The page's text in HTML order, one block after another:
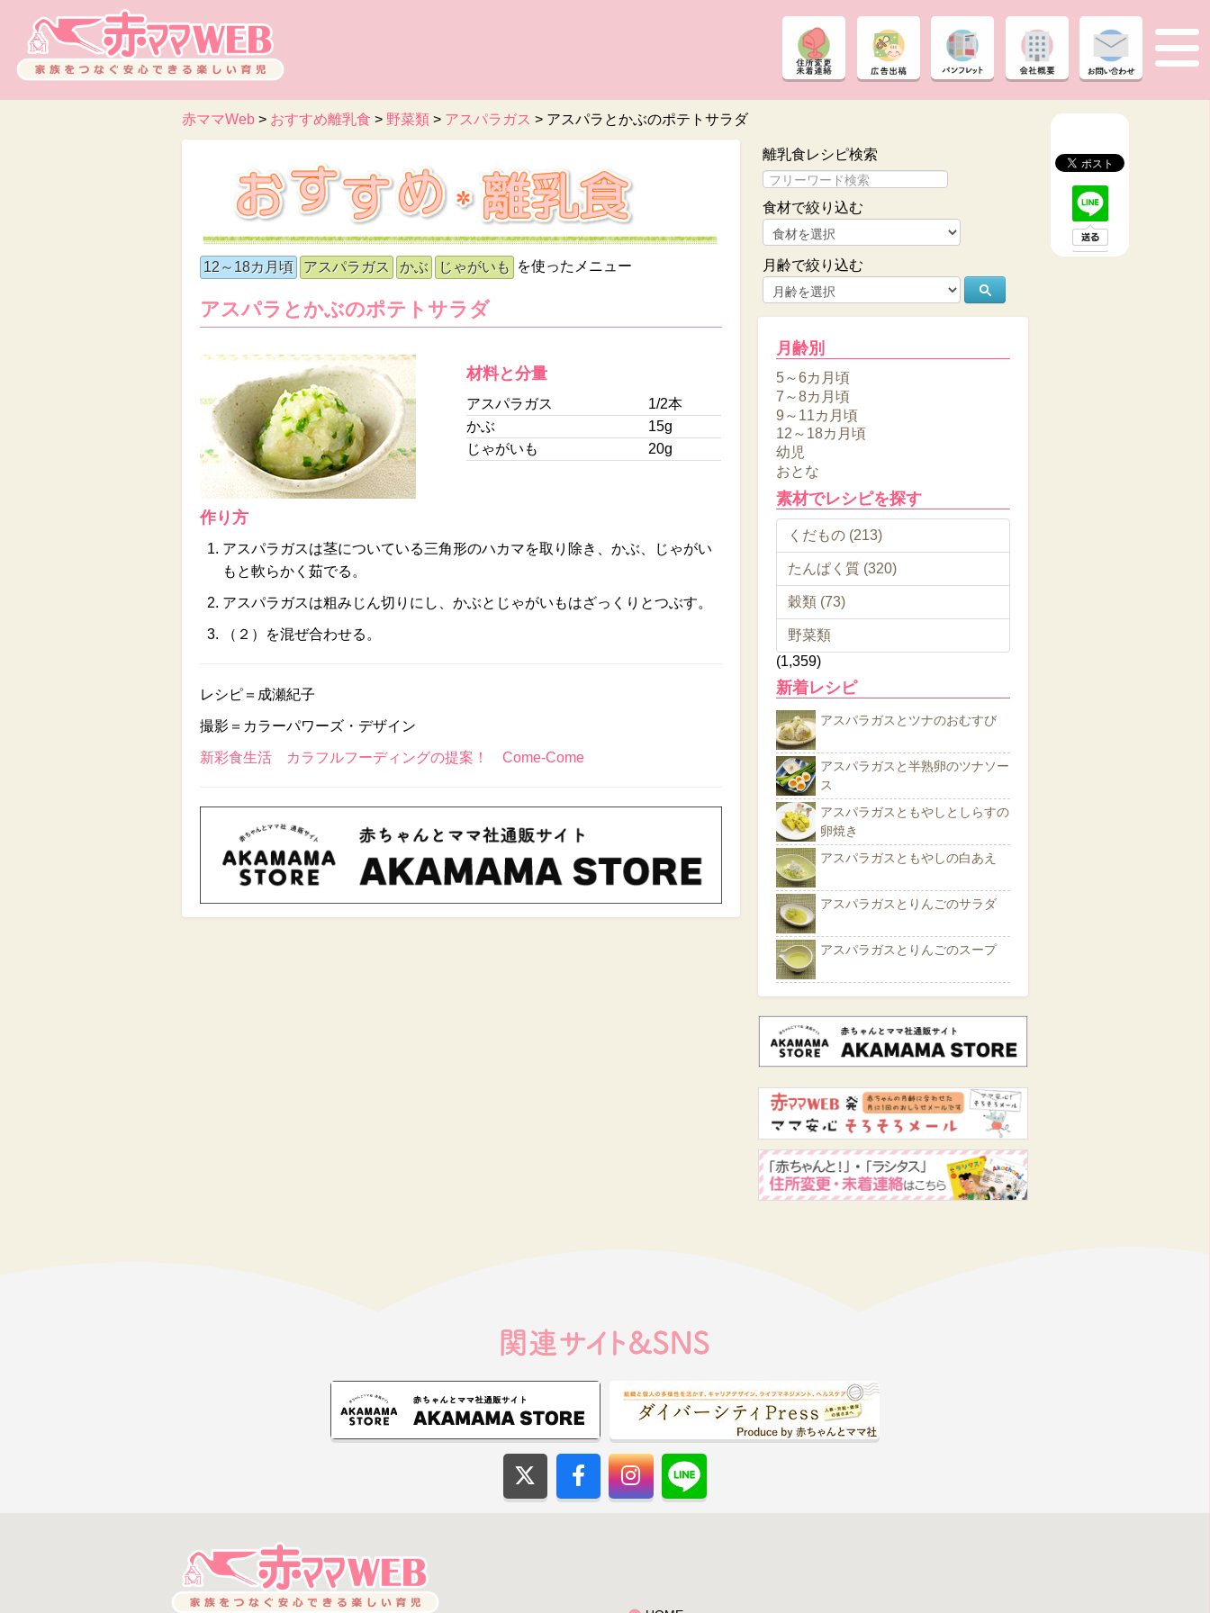
赤ママWeb > おすすめ離乳食 > 野菜類 > アスパラガス > アスパラとかぶのポテトサラダ
12～18カ月頃 アスパラガス かぶ じゃがいも を使ったメニュー
アスパラとかぶのポテトサラダ
材料と分量
アスパラガス
1/2本
かぶ
15g
じゃがいも
20g
作り方
アスパラガスは茎についている三角形のハカマを取り除き、かぶ、じゃがい
もと軟らかく茹でる。
アスパラガスは粗みじん切りにし、かぶとじゃがいもはざっくりとつぶす。
（２）を混ぜ合わせる。
レシピ＝成瀬紀子
撮影＝カラーパワーズ・デザイン
新彩食生活 カラフルフーディングの提案！ Come-Come
離乳食レシピ検索
食材で絞り込む
月齢で絞り込む
月齢別
5～6カ月頃
7～8カ月頃
9～11カ月頃
12～18カ月頃
幼児
おとな
素材でレシピを探す
くだもの (213)
たんぱく質 (320)
穀類 (73)
野菜類
(1,359)
新着レシピ
アスパラガスとツナのおむすび
アスパラガスと半熟卵のツナソー
ス
アスパラガスともやしとしらすの
卵焼き
アスパラガスともやしの白あえ
アスパラガスとりんごのサラダ
アスパラガスとりんごのスープ